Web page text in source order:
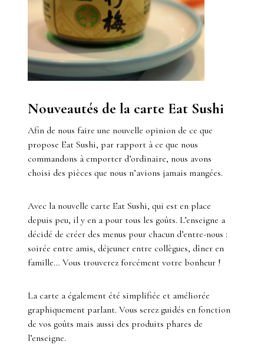
Nouveautés de la carte Eat Sushi
Afin de nous faire une nouvelle opinion de ce que
propose Eat Sushi, par rapport à ce que nous
commandons à emporter d’ordinaire, nous avons
choisi des pièces que nous n’avions jamais mangées.
Avec la nouvelle carte Eat Sushi, qui est en place
depuis peu, il y en a pour tous les goûts. L’enseigne a
décidé de créer des menus pour chacun d’entre-nous :
soirée entre amis, déjeuner entre collègues, dîner en
famille… Vous trouverez forcément votre bonheur !
La carte a également été simplifiée et améliorée
graphiquement parlant. Vous serez guidés en fonction
de vos goûts mais aussi des produits phares de
l’enseigne.